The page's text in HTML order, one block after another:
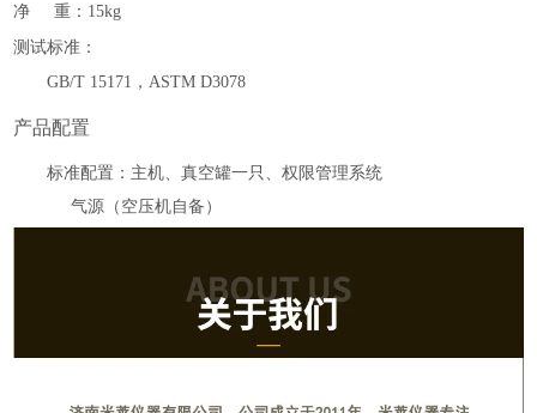
净
重： 15kg
测试标准：
GB/T 15171，ASTM D3078
产品配置
标准配置：主机、真空罐一只、权限管理系统
气源（空压机自备）